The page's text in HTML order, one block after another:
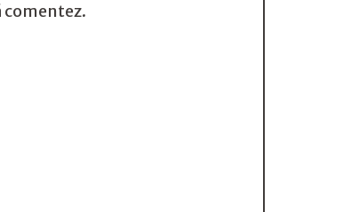
comentez.